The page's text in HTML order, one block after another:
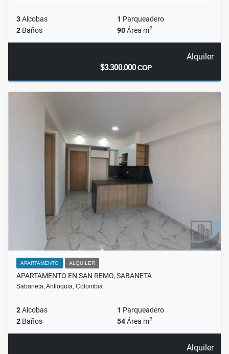
3Alcobas 1 Parqueadero
2 Baños 90Área m2
Alquiler
$3.300.000COP
APARTAMENTO ALQUILER
APARTAMENTO EN SAN REMO, SABANETA
Sabaneta, Antioquia, Colombia
2Alcobas 1 Parqueadero
2 Baños 54Área m2
Alquiler